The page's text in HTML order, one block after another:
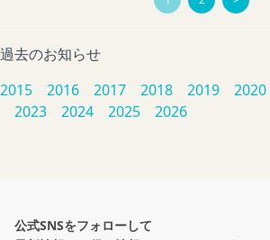
過去のお知らせ
2015
2016 2017 2018 2019 2020
2023
2024 2025 2026
公式SNSをフォローして